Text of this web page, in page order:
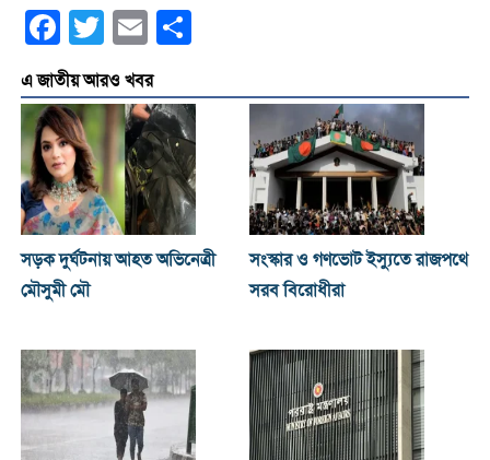
Facebook
Twitter Email
এ জাতীয় আরও খবর
সড়ক দুর্ঘটনায় আহত অভিনেত্রী
মৌসুমী মৌ
সংস্কার ও গণভোট ইস্যুতে রাজপথে
সরব বিরোধীরা